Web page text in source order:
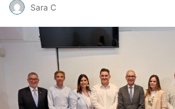
Sara C